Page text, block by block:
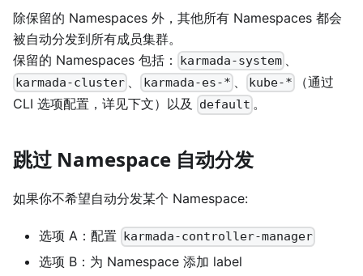
除保留的 Namespaces 外，其他所有 Namespaces 都会
被自动分发到所有成员集群。
保留的 Namespaces 包括：
karmada-system
karmada-cluster 、 karmada-es-* 、 kube-*
（通过
CLI 选项配置，详见下文）以及
default 。
跳过 Namespace 自动分发
如果你不希望自动分发某个 Namespace:
选项 A：配置 karmada-controller-manager
选项 B：为 Namespace 添加 label